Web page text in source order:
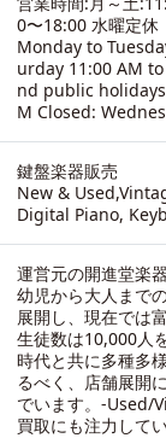
0〜18:00 水曜定休
Monday to
urday 11:00 AM
nd public
M Closed:
鍵盤楽器販売
New &
Digital Piano,
運営元の開進堂楽
幼児から大人まで
展開し、現在では
生徒数は10,000人
時代と共に多種多
るべく、店舗展開
でいます。-Used/
買取にも注力してい